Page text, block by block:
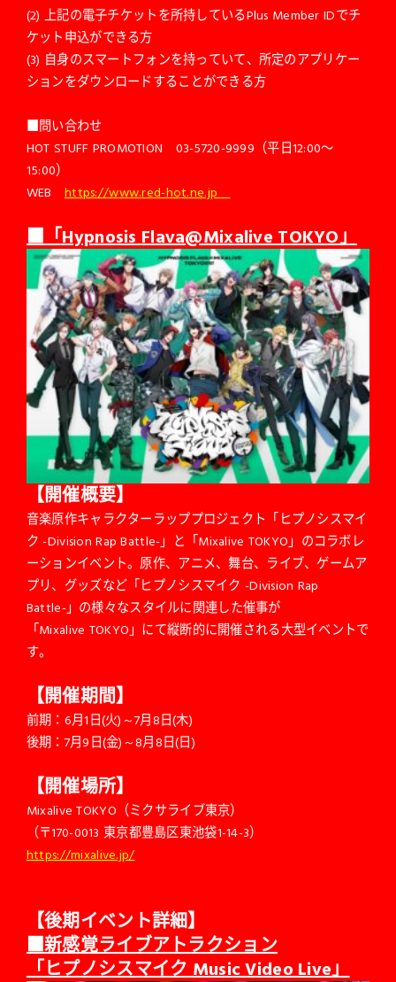
(2) 上記の電子チケットを所持しているPlus Member IDでチ
ケット申込ができる方
(3) 自身のスマートフォンを持っていて、所定のアプリケー
ションをダウンロードすることができる方
■問い合わせ
HOT STUFF PROMOTION 03-5720-9999（平日12:00〜
15:00）
WEBhttps://www.red-hot.ne.jp
■「Hypnosis Flava@Mixalive TOKYO」
【開催概要】
音楽原作キャラクターラッププロジェクト「ヒプノシスマイ
ク -Division Rap Battle-」と「Mixalive TOKYO」のコラボレ
ーションイベント。原作、アニメ、舞台、ライブ、ゲームア
プリ、グッズなど「ヒプノシスマイク -Division Rap
Battle-」の様々なスタイルに関連した催事が
「Mixalive TOKYO」にて縦断的に開催される大型イベントで
す。
【開催期間】
前期：6月1日(火)～7月8日(木)
後期：7月9日(金)～8月8日(日)
【開催場所】
Mixalive TOKYO（ミクサライブ東京）
（〒170-0013 東京都豊島区東池袋1-14-3）
https://mixalive.jp/
【後期イベント詳細】
■新感覚ライブアトラクション
「ヒプノシスマイク Music Video Live」